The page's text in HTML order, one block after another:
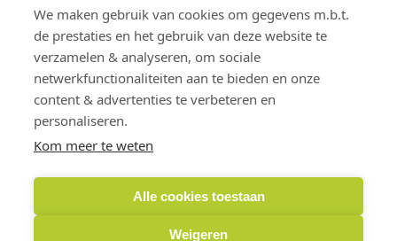
We maken gebruik van cookies om gegevens m.b.t.
de prestaties en het gebruik van deze website te
verzamelen & analyseren, om sociale
netwerkfunctionaliteiten aan te bieden en onze
content & advertenties te verbeteren en
personaliseren.
Kom meer te weten
Alle cookies toestaan
Weigeren
Marktstraat 6
6101 HB Echt
info@smeetsechtbv.nl